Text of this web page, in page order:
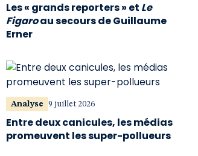
Les « grands reporters » et Le
Figaroau secours de Guillaume
Erner
Analyse 9 juillet 2026
Entre deux canicules, les médias
promeuvent les super-pollueurs